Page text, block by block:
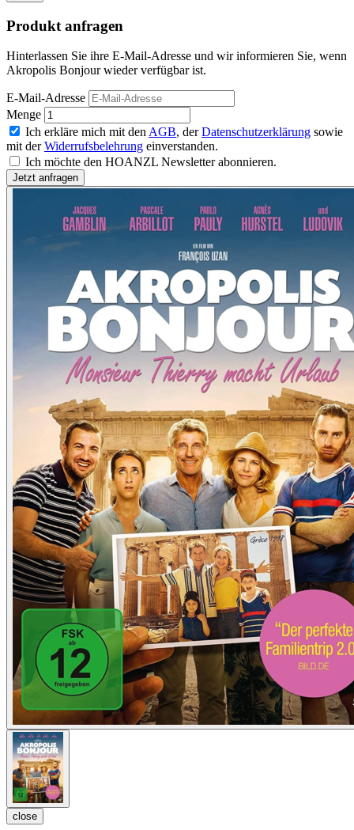
Produkt anfragen
Hinterlassen Sie ihre E-Mail-Adresse und wir informieren Sie, wenn
Akropolis Bonjour wieder verfügbar ist.
E-Mail-Adresse
Menge
Ich erkläre mich mit den AGB, derDatenschutzerklärung sowie
mit derWiderrufsbelehrung einverstanden.
Ich möchte den HOANZL Newsletter abonnieren.
close